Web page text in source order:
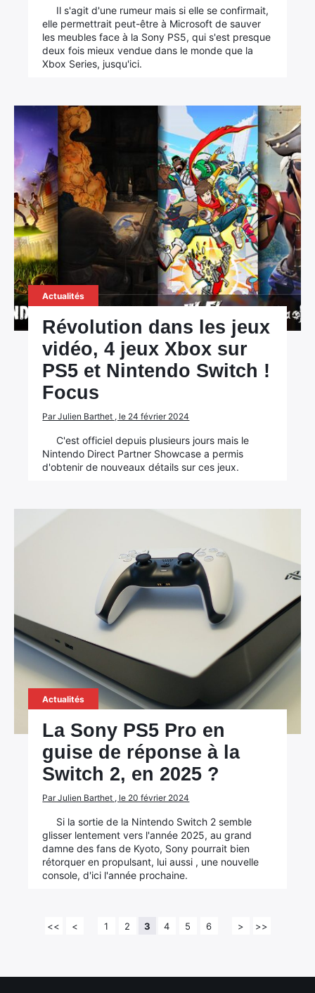
Il s'agit d'une rumeur mais si elle se confirmait,
elle permettrait peut-être à Microsoft de sauver
les meubles face à la Sony PS5, qui s'est presque
deux fois mieux vendue dans le monde que la
Xbox Series, jusqu'ici.
Actualités
Révolution dans les jeux
vidéo, 4 jeux Xbox sur
PS5 et Nintendo Switch !
Focus
Par Julien Barthet , le 24 février 2024
C'est officiel depuis plusieurs jours mais le
Nintendo Direct Partner Showcase a permis
d'obtenir de nouveaux détails sur ces jeux.
Actualités
La Sony PS5 Pro en
guise de réponse à la
Switch 2, en 2025 ?
Par Julien Barthet , le 20 février 2024
Si la sortie de la Nintendo Switch 2 semble
glisser lentement vers l'année 2025, au grand
damne des fans de Kyoto, Sony pourrait bien
rétorquer en propulsant, lui aussi , une nouvelle
console, d'ici l'année prochaine.
<< < 1 2 3 4 5 6 > >>